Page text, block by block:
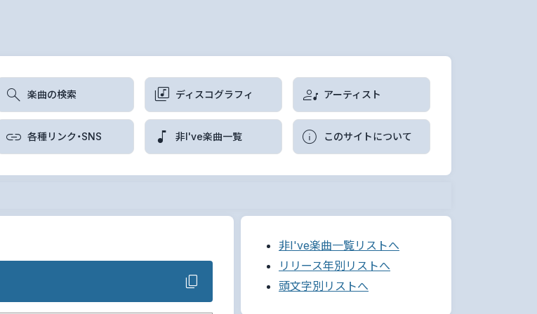
楽曲の検索 ディスコグラフィ アーティスト
各種リンク・SNS 非I've楽曲一覧 このサイトについて
非I've楽曲一覧リストへ
リリース年別リストへ
頭文字別リストへ